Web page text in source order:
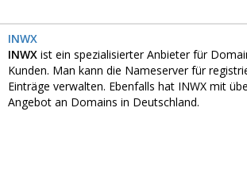
INWX
INWXist ein spezialisierter Anbieter für
Kunden. Man kann die Nameserver für
Einträge verwalten. Ebenfalls hat INWX mit
Angebot an Domains in Deutschland.